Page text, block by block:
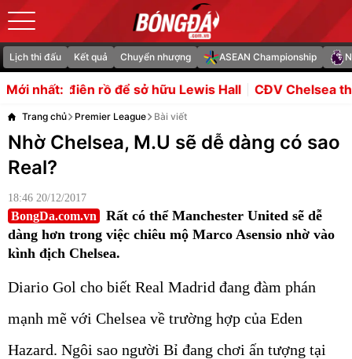
Lịch thi đấu Kết quả Chuyển nhượng ASEAN Championship
Mới nhất:
để sở hữu Lewis Hall CĐV Chelsea thất vọng với tân
Trang chủ Premier League Bài viết
Nhờ Chelsea, M.U sẽ dễ dàng có sao
Real?
18:46 20/12/2017
BongDa.com.vn
Rất có thể Manchester United sẽ dễ
dàng hơn trong việc chiêu mộ Marco Asensio nhờ vào
kình địch Chelsea.
Diario Gol cho biết Real Madrid đang đàm phán
mạnh mẽ với Chelsea về trường hợp của Eden
Hazard. Ngôi sao người Bỉ đang chơi ấn tượng tại